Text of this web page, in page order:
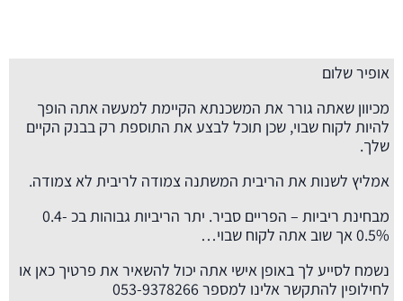
אופיר שלום
מכיוון שאתה גורר את המשכנתא הקיימת למעשה אתה הופך
להיות לקוח שבוי, שכן תוכל לבצע את התוספת רק בבנק הקיים
שלך.
אמליץ לשנות את הריבית המשתנה צמודה לריבית לא צמודה.
מבחינת ריביות – הפריים סביר. יתר הריביות גבוהות בכ 0.4-
0.5% אך שוב אתה לקוח שבוי…
נשמח לסייע לך באופן אישי אתה יכול להשאיר את פרטיך כאן או
לחילופין להתקשר אלינו למספר 053-9378266